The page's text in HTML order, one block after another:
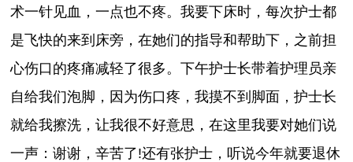
术一针见血，一点也不疼。我要下床时，每次护士都
是飞快的来到床旁，在她们的指导和帮助下，之前担
心伤口的疼痛减轻了很多。下午护士长带着护理员亲
自给我们泡脚，因为伤口疼，我摸不到脚面，护士长
就给我擦洗，让我很不好意思，在这里我要对她们说
一声：谢谢，辛苦了!还有张护士，听说今年就要退休